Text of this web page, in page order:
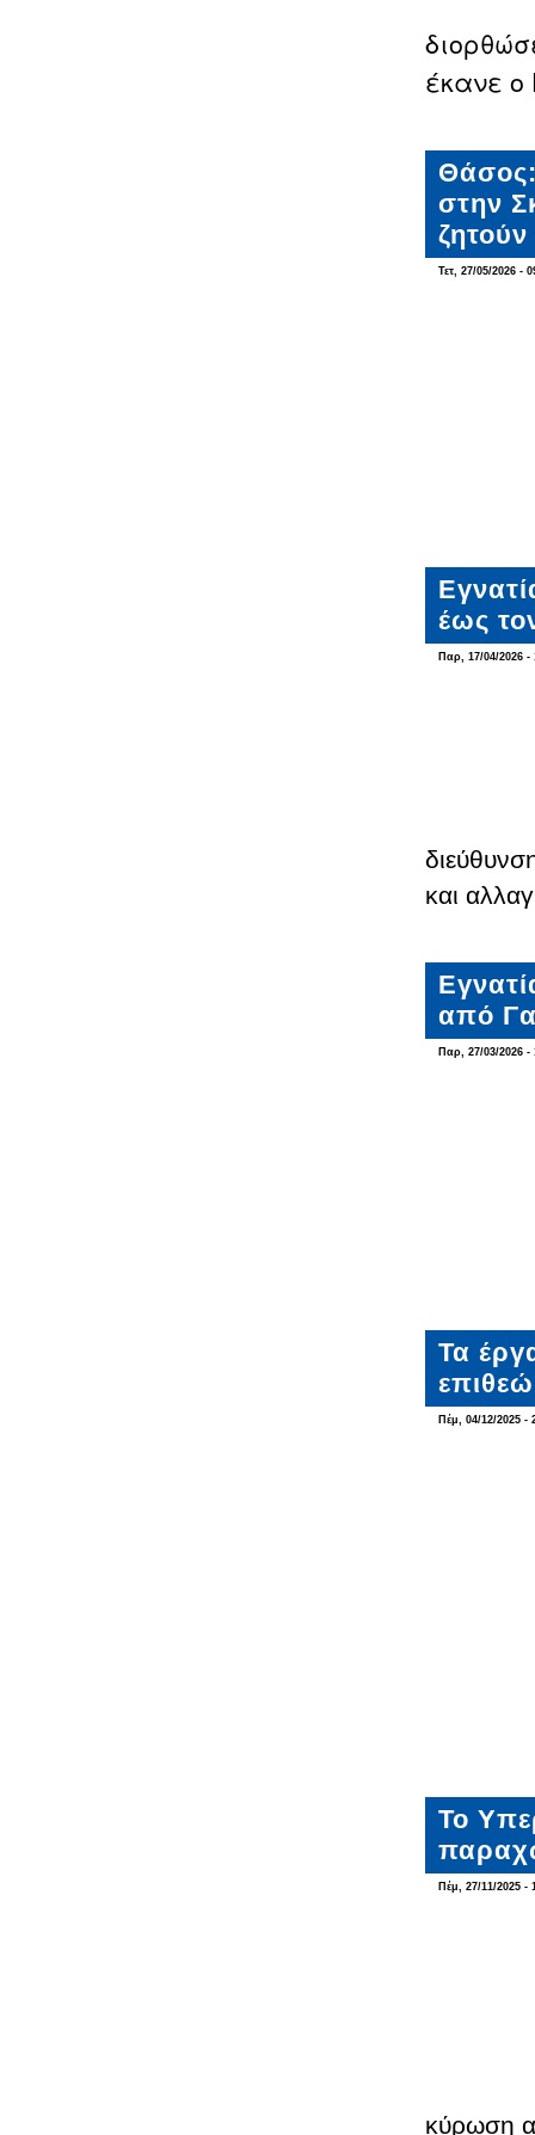
έκανε ο
Θάσος:
στην
ζητούν
Τετ, 27/05/2026 -
έως
Παρ, 17/04/2026 -
και
από
Παρ, 27/03/2026 -
Τα
Πέμ, 04/12/2025 -
Το
Πέμ, 27/11/2025 -
κύρωση